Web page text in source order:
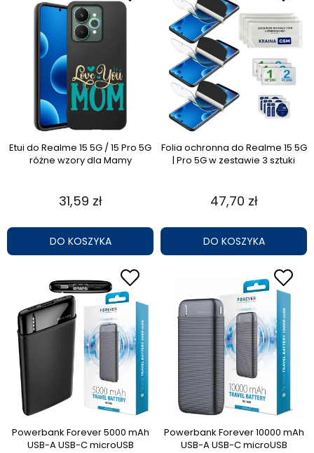
Etui do Realme 15 5G / 15 Pro 5G
różne wzory dla Mamy
31,59 zł
DO KOSZYKA
Folia ochronna do Realme 15 5G
| Pro 5G w zestawie 3 sztuki
47,70 zł
DO KOSZYKA
Powerbank Forever 5000 mAh
USB-A USB-C microUSB
Powerbank Forever 10000 mAh
USB-A USB-C microUSB